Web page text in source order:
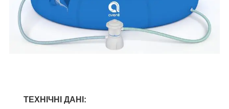
ТЕХНІЧНІ ДАНІ: